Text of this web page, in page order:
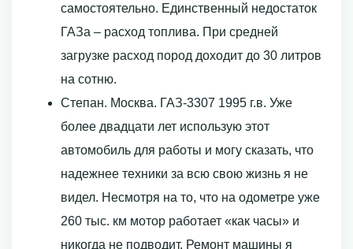
самостоятельно. Единственный недостаток
ГАЗа – расход топлива. При средней
загрузке расход пород доходит до 30 литров
на сотню.
Степан. Москва. ГАЗ-3307 1995 г.в. Уже
более двадцати лет использую этот
автомобиль для работы и могу сказать, что
надежнее техники за всю свою жизнь я не
видел. Несмотря на то, что на одометре уже
260 тыс. км мотор работает «как часы» и
никогда не подводит. Ремонт машины я